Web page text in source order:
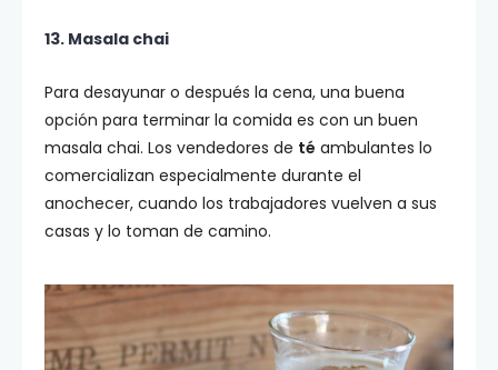
13. Masala chai
Para desayunar o después la cena, una buena
opción para terminar la comida es con un buen
masala chai. Los vendedores de té ambulantes lo
comercializan especialmente durante el
anochecer, cuando los trabajadores vuelven a sus
casas y lo toman de camino.